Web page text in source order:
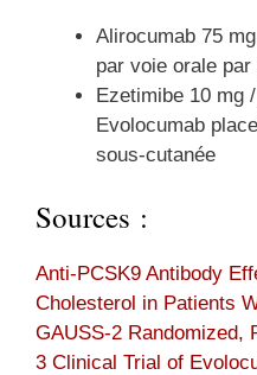
Alirocumab 75
par voie orale
Ezetimibe 10 mg
Evolocumab
sous-cutanée
Sources :
Anti-PCSK9 Antibody
Cholesterol in Patients
GAUSS-2 Randomized,
3 Clinical Trial of